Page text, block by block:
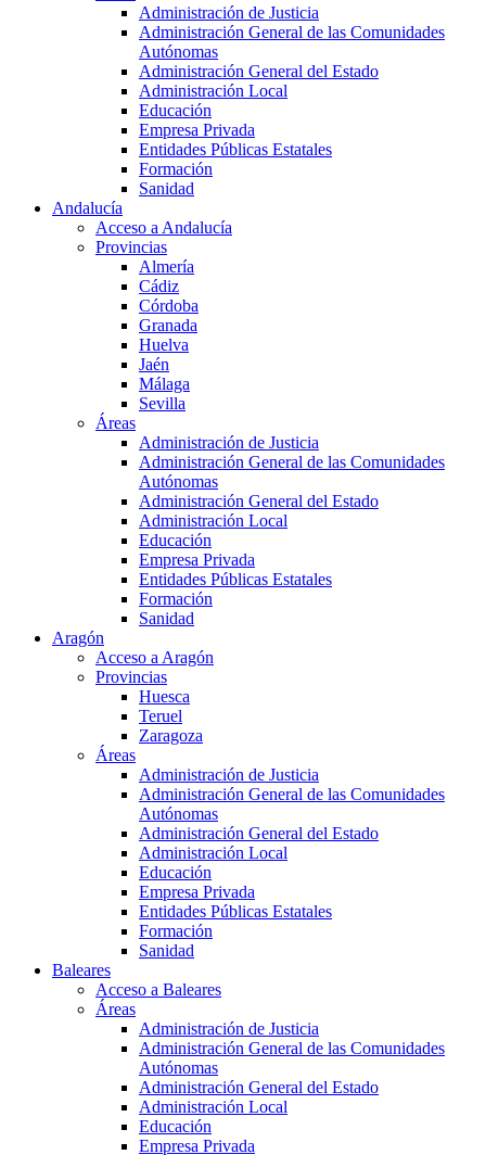
Administración de Justicia
Administración General de las Comunidades
Autónomas
Administración General del Estado
Administración Local
Educación
Empresa Privada
Entidades Públicas Estatales
Formación
Sanidad
Andalucía
Acceso a Andalucía
Provincias
Almería
Cádiz
Córdoba
Granada
Huelva
Jaén
Málaga
Sevilla
Áreas
Administración de Justicia
Administración General de las Comunidades
Autónomas
Administración General del Estado
Administración Local
Educación
Empresa Privada
Entidades Públicas Estatales
Formación
Sanidad
Aragón
Acceso a Aragón
Provincias
Huesca
Teruel
Zaragoza
Áreas
Administración de Justicia
Administración General de las Comunidades
Autónomas
Administración General del Estado
Administración Local
Educación
Empresa Privada
Entidades Públicas Estatales
Formación
Sanidad
Baleares
Acceso a Baleares
Áreas
Administración de Justicia
Administración General de las Comunidades
Autónomas
Administración General del Estado
Administración Local
Educación
Empresa Privada